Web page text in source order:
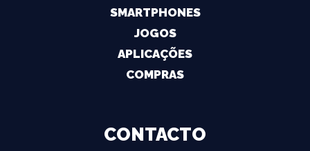
SMARTPHONES
JOGOS
APLICAÇÕES
COMPRAS
CONTACTO